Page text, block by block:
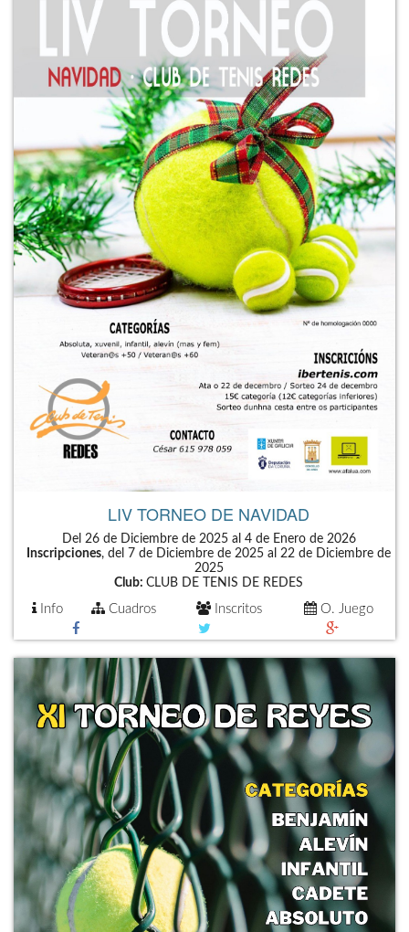
LIV TORNEO DE NAVIDAD
Del 26 de Diciembre de 2025 al 4 de Enero de 2026
Inscripciones, del 7 de Diciembre de 2025 al 22 de Diciembre de
2025
Club:CLUB DE TENIS DE REDES
Info Cuadros Inscritos O. Juego